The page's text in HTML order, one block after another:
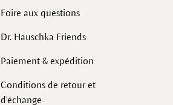
Foire aux questions
Dr. Hauschka Friends
Paiement & expédition
Conditions de retour et
d'échange